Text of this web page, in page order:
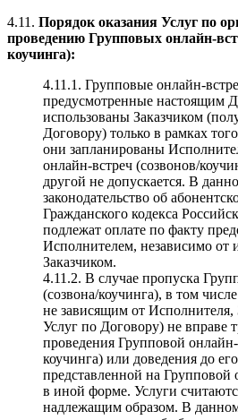
4.11. Порядок оказания Услуг по
проведению Групповых онлайн-
коучинга):
4.11.1. Групповые онлайн-
предусмотренные настоящим
использованы Заказчиком
Договору) только в рамках
они запланированы
онлайн-встреч (созвонов/
другой не допускается. В
законодательство об
Гражданского кодекса
подлежат оплате по факту
Исполнителем, независимо от
Заказчиком.
4.11.2. В случае пропуска
(созвона/коучинга), в том
не зависящим от Исполнителя,
Услуг по Договору) не вправе
проведения Групповой
коучинга) или доведения до
представленной на Групповой
в иной форме. Услуги
надлежащим образом. В